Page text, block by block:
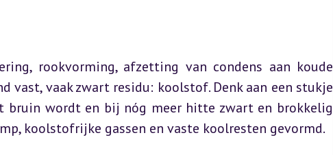
rookvorming, afzetting van condens aan koude
vast, vaak zwart residu: koolstof. Denk aan een stukje
bruin wordt en bij nóg meer hitte zwart en brokkelig
koolstofrijke gassen en vaste koolresten gevormd.